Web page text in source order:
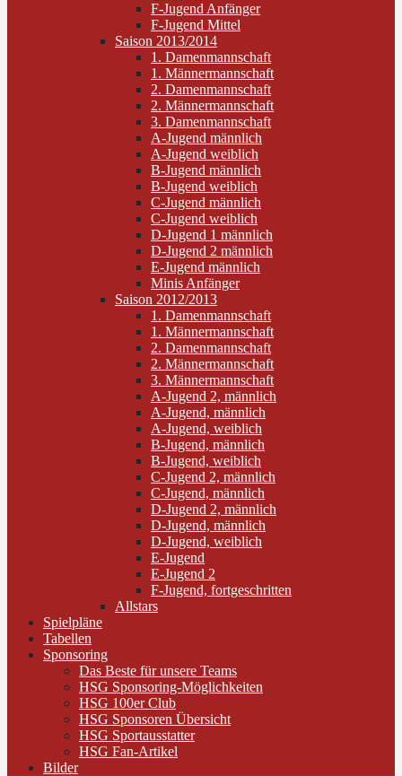
F-Jugend Anfänger
F-Jugend Mittel
Saison 2013/2014
1. Damenmannschaft
1. Männermannschaft
2. Damenmannschaft
2. Männermannschaft
3. Damenmannschaft
A-Jugend männlich
A-Jugend weiblich
B-Jugend männlich
B-Jugend weiblich
C-Jugend männlich
C-Jugend weiblich
D-Jugend 1 männlich
D-Jugend 2 männlich
E-Jugend männlich
Minis Anfänger
Saison 2012/2013
1. Damenmannschaft
1. Männermannschaft
2. Damenmannschaft
2. Männermannschaft
3. Männermannschaft
A-Jugend 2, männlich
A-Jugend, männlich
A-Jugend, weiblich
B-Jugend, männlich
B-Jugend, weiblich
C-Jugend 2, männlich
C-Jugend, männlich
D-Jugend 2, männlich
D-Jugend, männlich
D-Jugend, weiblich
E-Jugend
E-Jugend 2
F-Jugend, fortgeschritten
Allstars
Spielpläne
Tabellen
Sponsoring
Das Beste für unsere Teams
HSG Sponsoring-Möglichkeiten
HSG 100er Club
HSG Sponsoren Übersicht
HSG Sportausstatter
HSG Fan-Artikel
Bilder